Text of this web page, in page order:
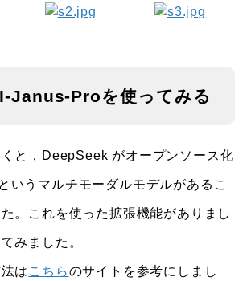
Janus-Proを使ってみる
と，DeepSeek がオープンソース化
いうマルチモーダルモデルがあるこ
。これを使った拡張機能がありまし
みました。
は こちらのサイトを参考にしまし